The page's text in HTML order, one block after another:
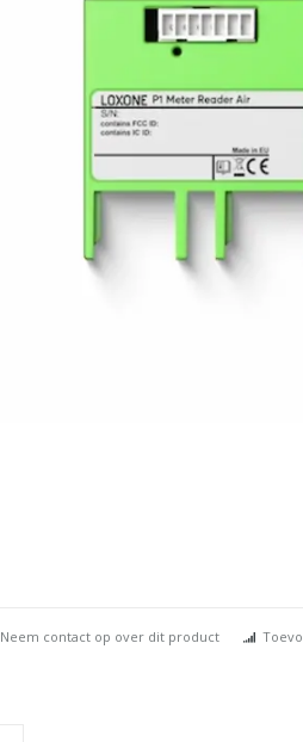
Neem contact op over dit product